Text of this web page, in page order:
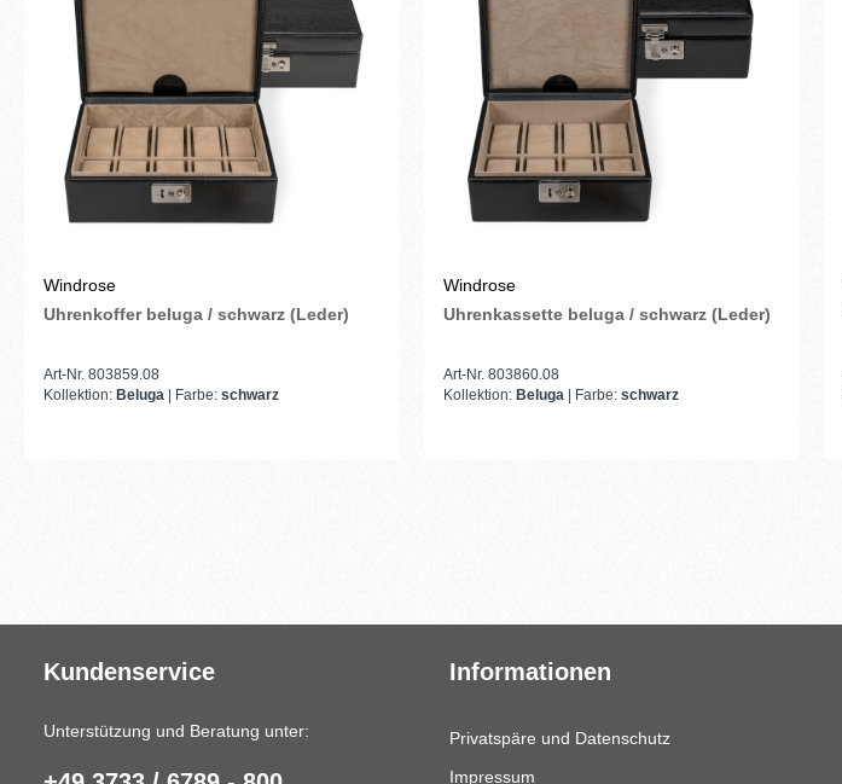
Windrose
Uhrenkoffer beluga / schwarz (Leder)
Art-Nr. 803859.08
Kollektion: Beluga | Farbe: schwarz
Windrose
Uhrenkassette beluga / schwarz (Leder)
Art-Nr. 803860.08
Kollektion: Beluga | Farbe: schwarz
Kundenservice
Unterstützung und Beratung unter:
Informationen
Privatspäre und Datenschutz
Impressum